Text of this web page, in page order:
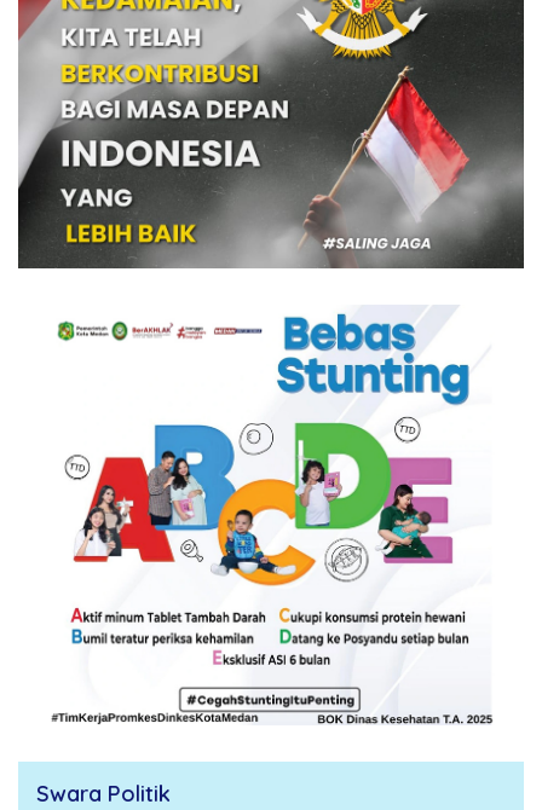
Swara Politik